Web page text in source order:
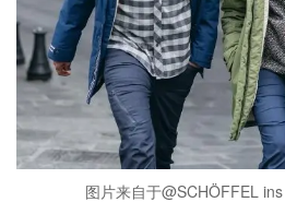
图片来自于@SCHÖFFEL